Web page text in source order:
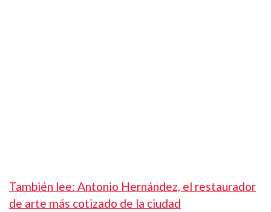
También lee: Antonio Hernández, el restaurador
de arte más cotizado de la ciudad